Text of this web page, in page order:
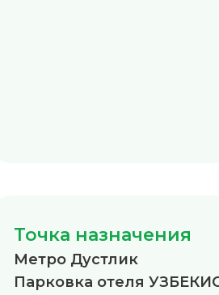
Точка назначения
Метро Дустлик
Парковка отеля